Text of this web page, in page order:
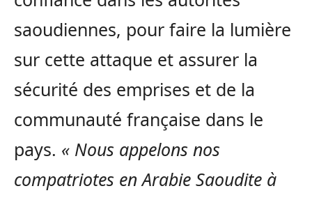
saoudiennes, pour faire la lumière
sur cette attaque et assurer la
sécurité des emprises et de la
communauté française dans le
pays. « Nous appelons nos
compatriotes en Arabie Saoudite à